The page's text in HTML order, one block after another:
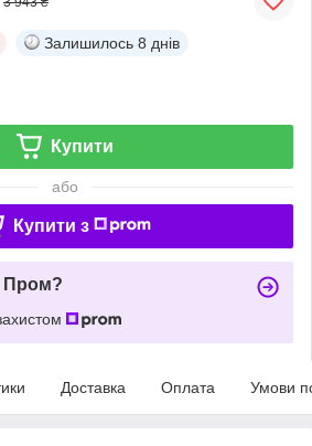
Залишилось 8 днів
Купити
або
Купити з
Пром?
Доставка Оплата Умови